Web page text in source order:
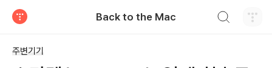
Back to the Mac
주변기기